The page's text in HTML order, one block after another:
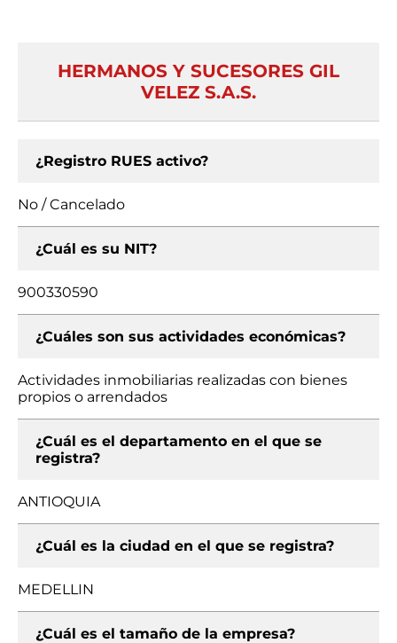
HERMANOS Y SUCESORES GIL
VELEZ S.A.S.
¿Registro RUES activo?
No / Cancelado
¿Cuál es su NIT?
900330590
¿Cuáles son sus actividades económicas?
Actividades inmobiliarias realizadas con bienes
propios o arrendados
¿Cuál es el departamento en el que se
registra?
ANTIOQUIA
¿Cuál es la ciudad en el que se registra?
MEDELLIN
¿Cuál es el tamaño de la empresa?